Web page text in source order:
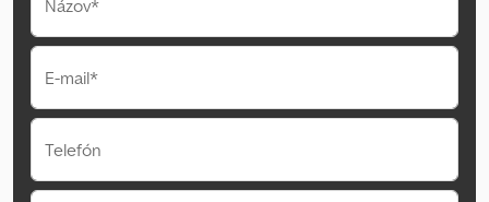
Názov*
E-mail*
Telefón